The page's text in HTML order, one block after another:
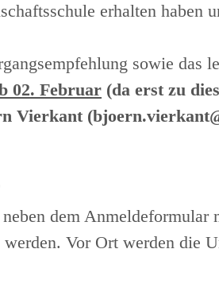
erhalten haben
sowie das
02. Februar (da erst zu
Vierkant
dem Anmeldeformular
Vor Ort werden die